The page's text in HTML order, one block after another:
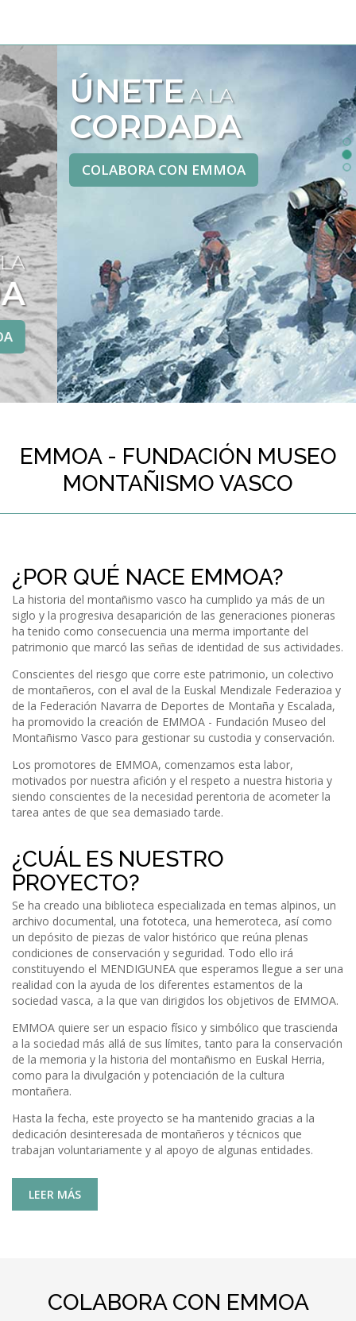
ÚNETEA LA
CORDADA
COLABORA CON EMMOA
EMMOA - FUNDACIÓN MUSEO
MONTAÑISMO VASCO
¿POR QUÉ NACE EMMOA?
La historia del montañismo vasco ha cumplido ya más de un
siglo y la progresiva desaparición de las generaciones pioneras
ha tenido como consecuencia una merma importante del
patrimonio que marcó las señas de identidad de sus actividades.
Conscientes del riesgo que corre este patrimonio, un colectivo
de montañeros, con el aval de la Euskal Mendizale Federazioa y
de la Federación Navarra de Deportes de Montaña y Escalada,
ha promovido la creación de EMMOA - Fundación Museo del
Montañismo Vasco para gestionar su custodia y conservación.
Los promotores de EMMOA, comenzamos esta labor,
motivados por nuestra afición y el respeto a nuestra historia y
siendo conscientes de la necesidad perentoria de acometer la
tarea antes de que sea demasiado tarde.
¿CUÁL ES NUESTRO
PROYECTO?
Se ha creado una biblioteca especializada en temas alpinos, un
archivo documental, una fototeca, una hemeroteca, así como
un depósito de piezas de valor histórico que reúna plenas
condiciones de conservación y seguridad. Todo ello irá
constituyendo el MENDIGUNEA que esperamos llegue a ser una
realidad con la ayuda de los diferentes estamentos de la
sociedad vasca, a la que van dirigidos los objetivos de EMMOA.
EMMOA quiere ser un espacio físico y simbólico que trascienda
a la sociedad más allá de sus límites, tanto para la conservación
de la memoria y la historia del montañismo en Euskal Herria,
como para la divulgación y potenciación de la cultura
montañera.
Hasta la fecha, este proyecto se ha mantenido gracias a la
dedicación desinteresada de montañeros y técnicos que
trabajan voluntariamente y al apoyo de algunas entidades.
LEER MÁS
COLABORA CON EMMOA